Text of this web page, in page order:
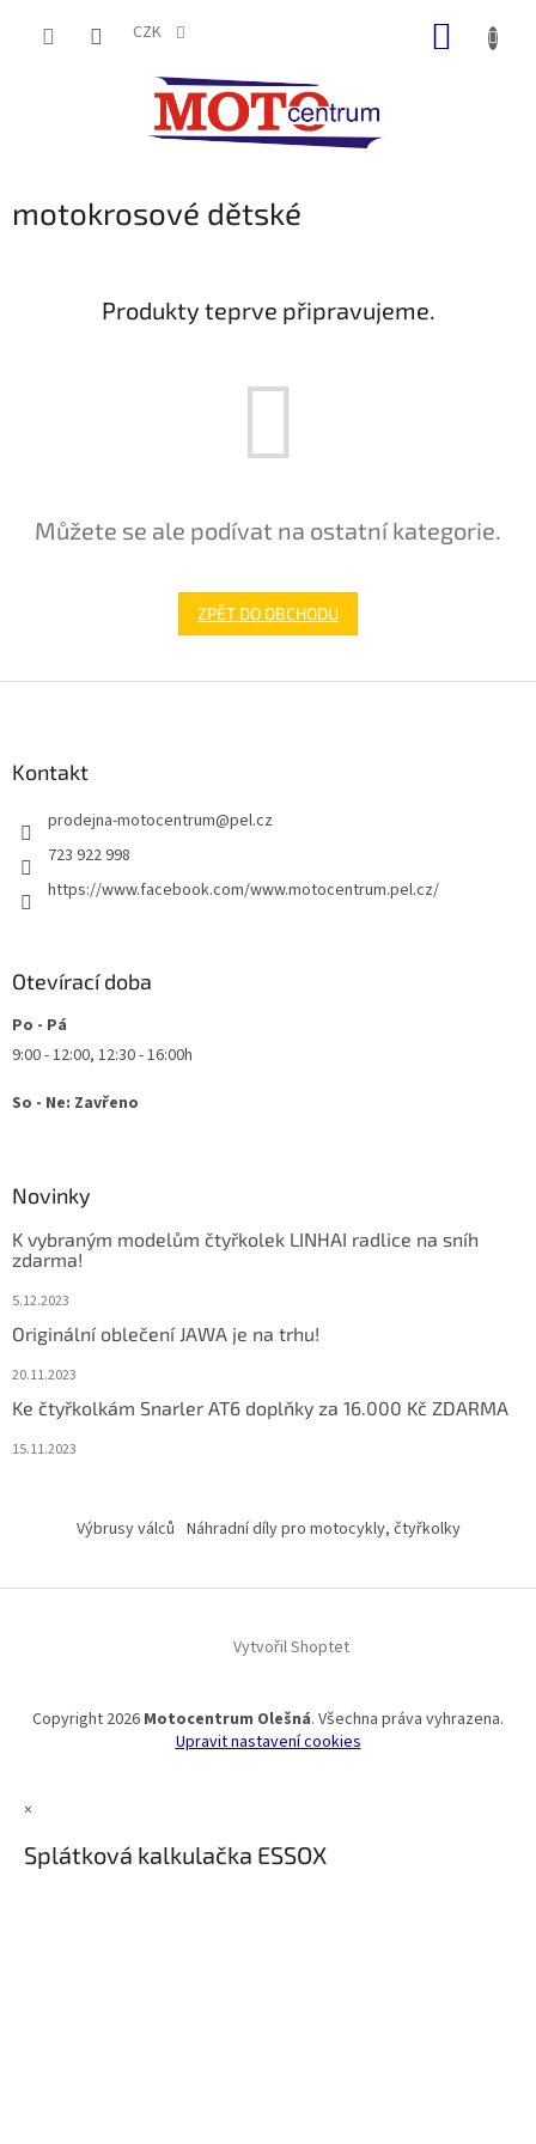
CZK
motokrosové dětské
Produkty teprve připravujeme.
Můžete se ale podívat na ostatní kategorie.
ZPĚT DO OBCHODU
Kontakt
prodejna-motocentrum@pel.cz
723 922 998
https://www.facebook.com/www.motocentrum.pel.cz/
Otevírací doba
Po - Pá
9:00 - 12:00, 12:30 - 16:00h
So - Ne: Zavřeno
Novinky
K vybraným modelům čtyřkolek LINHAI radlice na sníh
zdarma!
5.12.2023
Originální oblečení JAWA je na trhu!
20.11.2023
Ke čtyřkolkám Snarler AT6 doplňky za 16.000 Kč ZDARMA
15.11.2023
Výbrusy válců Náhradní díly pro motocykly, čtyřkolky
Vytvořil Shoptet
Copyright 2026 Motocentrum Olešná. Všechna práva vyhrazena.
Upravit nastavení cookies
×
Splátková kalkulačka ESSOX